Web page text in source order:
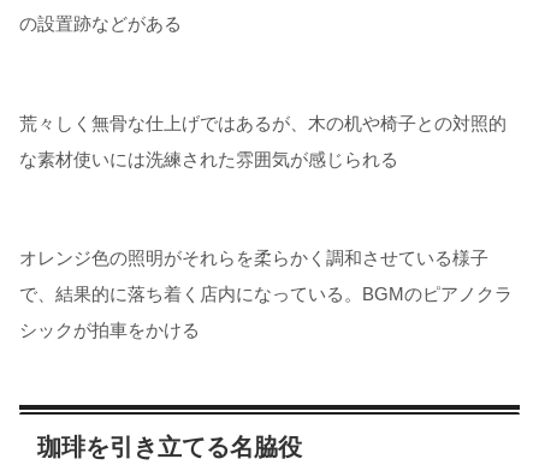
の設置跡などがある
荒々しく無骨な仕上げではあるが、木の机や椅子との対照的
な素材使いには洗練された雰囲気が感じられる
オレンジ色の照明がそれらを柔らかく調和させている様子
で、結果的に落ち着く店内になっている。BGMのピアノクラ
シックが拍車をかける
珈琲を引き立てる名脇役